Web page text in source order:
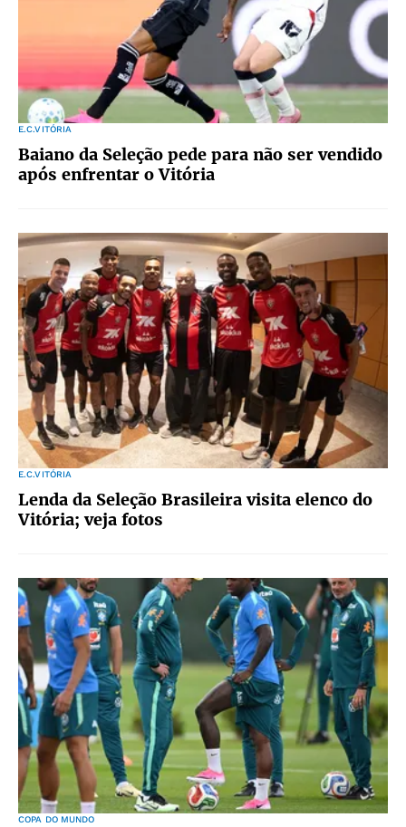
E.C.VITÓRIA
Baiano da Seleção pede para não ser vendido
após enfrentar o Vitória
E.C.VITÓRIA
Lenda da Seleção Brasileira visita elenco do
Vitória; veja fotos
COPA DO MUNDO